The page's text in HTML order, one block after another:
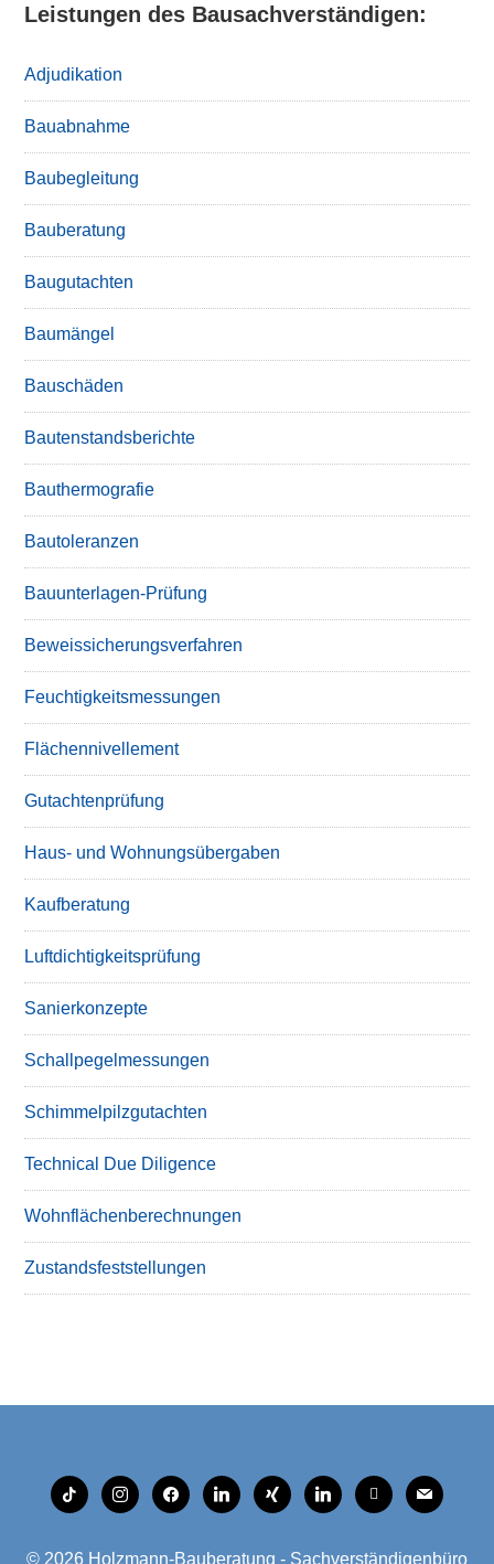
Leistungen des Bausachverständigen:
Adjudikation
Bauabnahme
Baubegleitung
Bauberatung
Baugutachten
Baumängel
Bauschäden
Bautenstandsberichte
Bauthermografie
Bautoleranzen
Bauunterlagen-Prüfung
Beweissicherungsverfahren
Feuchtigkeitsmessungen
Flächennivellement
Gutachtenprüfung
Haus- und Wohnungsübergaben
Kaufberatung
Luftdichtigkeitsprüfung
Sanierkonzepte
Schallpegelmessungen
Schimmelpilzgutachten
Technical Due Diligence
Wohnflächenberechnungen
Zustandsfeststellungen
tiktok instagramfacebooklinkedinxing linkedinmobilemail
© 2026 Holzmann-Bauberatung - Sachverständigenbüro